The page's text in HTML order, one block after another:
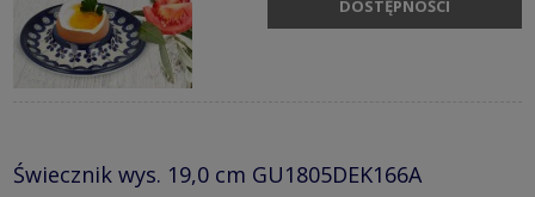
DOSTĘPNOŚCI
Świecznik wys. 19,0 cm GU1805DEK166A